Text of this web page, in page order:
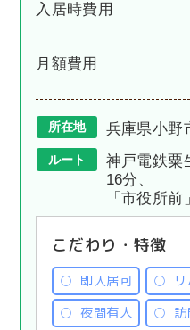
入居時費用
月額費用
所在地 兵庫県小野
ルート
神戸電鉄粟
16分、
「市役所
こだわり・特徴
即入居可
夜間有人